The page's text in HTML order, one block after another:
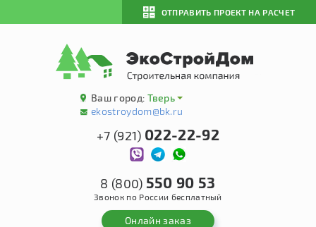
ОТПРАВИТЬ ПРОЕКТ НА РАСЧЕТ
Ваш город: Тверь
ekostroydom@bk.ru
+7 (921) 022-22-92
8 (800) 550 90 53
Звонок по России бесплатный
Онлайн заказ